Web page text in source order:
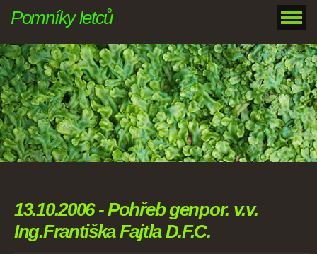
Pomníky letců
13.10.2006 - Pohřeb genpor. v.v.
Ing.Františka Fajtla D.F.C.